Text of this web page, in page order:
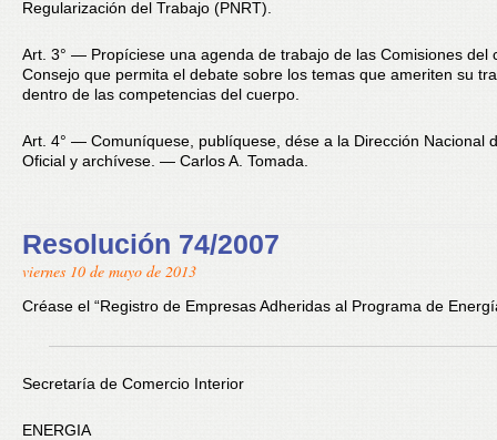
Regularización del Trabajo (PNRT).
Art. 3° — Propíciese una agenda de trabajo de las Comisiones del
Consejo que permita el debate sobre los temas que ameriten su
dentro de las competencias del cuerpo.
Art. 4° — Comuníquese, publíquese, dése a la Dirección Nacional
Oficial y archívese. — Carlos A. Tomada.
Resolución 74/2007
viernes 10 de mayo de 2013
Créase el “Registro de Empresas Adheridas al Programa de
Secretaría de Comercio Interior
ENERGIA